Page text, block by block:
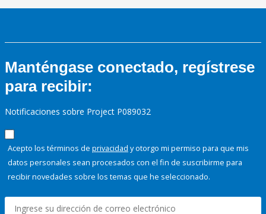
Manténgase conectado, regístrese
para recibir:
Notificaciones sobre Project P089032
Acepto los términos de privacidad y otorgo mi permiso para que mis
datos personales sean procesados con el fin de suscribirme para
recibir novedades sobre los temas que he seleccionado.